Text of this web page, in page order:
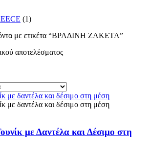
(1)
με ετικέτα “ΒΡΑΔΙΝΗ ΖΑΚΕΤΑ”
αποτελέσματος
με Δαντέλα και Δέσιμο στη